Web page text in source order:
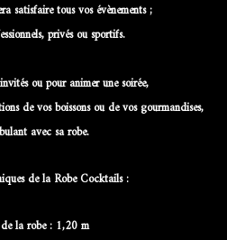
satisfaire tous vos évènements ;
privés ou sportifs.
ou pour animer une soirée,
de vos boissons ou de vos gourmandises,
avec sa robe.
de la Robe Cocktails :
la robe : 1,20 m